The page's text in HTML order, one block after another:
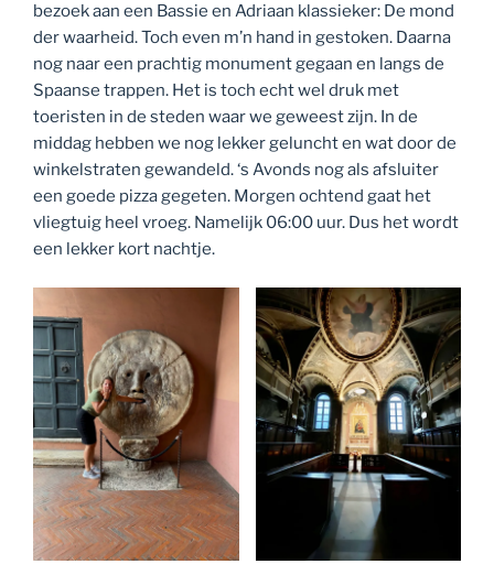
bezoek aan een Bassie en Adriaan klassieker: De mond
der waarheid. Toch even m’n hand in gestoken. Daarna
nog naar een prachtig monument gegaan en langs de
Spaanse trappen. Het is toch echt wel druk met
toeristen in de steden waar we geweest zijn. In de
middag hebben we nog lekker geluncht en wat door de
winkelstraten gewandeld. ‘s Avonds nog als afsluiter
een goede pizza gegeten. Morgen ochtend gaat het
vliegtuig heel vroeg. Namelijk 06:00 uur. Dus het wordt
een lekker kort nachtje.